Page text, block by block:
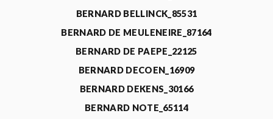
BERNARD BELLINCK_85531
BERNARD DE MEULENEIRE_87164
BERNARD DE PAEPE_22125
BERNARD DECOEN_16909
BERNARD DEKENS_30166
BERNARD NOTE_65114